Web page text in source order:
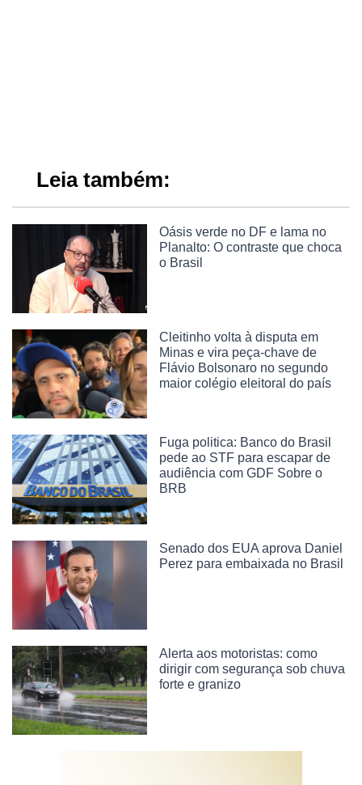
Leia também:
Oásis verde no DF e lama no
Planalto: O contraste que choca
o Brasil
Cleitinho volta à disputa em
Minas e vira peça-chave de
Flávio Bolsonaro no segundo
maior colégio eleitoral do país
Fuga politica: Banco do Brasil
pede ao STF para escapar de
audiência com GDF Sobre o
BRB
Senado dos EUA aprova Daniel
Perez para embaixada no Brasil
Alerta aos motoristas: como
dirigir com segurança sob chuva
forte e granizo